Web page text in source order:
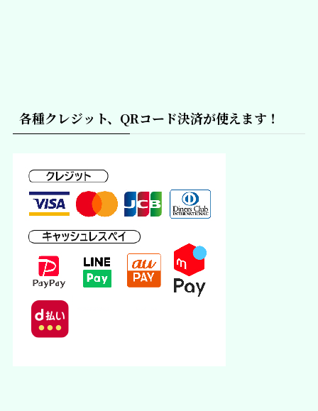
各種クレジット、QRコード決済が使えます！